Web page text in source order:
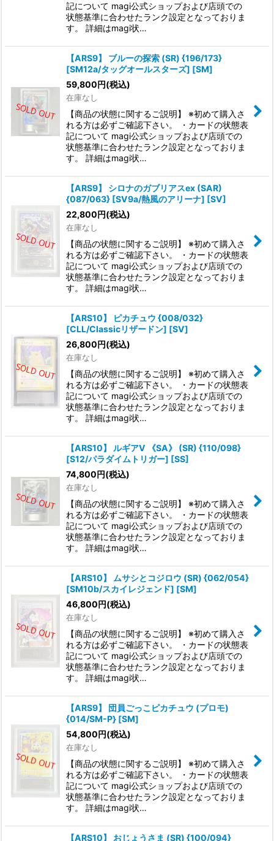
記について magi公式ショップおよび店頭での
状態基準に合わせたランク設定となっておりま
す。 詳細はmagi状…
【ARS9】 ブルーの探索 (SR) {196/173}
[SM12a/タッグオールスターズ] [SM]
59,800円(税込)
在庫なし
【商品の状態に関するご説明】 ※初めて購入さ
れる方は必ずご確認下さい。 ・カードの状態表
記について magi公式ショップおよび店頭での
状態基準に合わせたランク設定となっておりま
す。 詳細はmagi状…
【ARS9】 シロナのガブリアスex (SAR)
{087/063} [SV9a/熱風のアリーナ] [SV]
22,800円(税込)
在庫なし
【商品の状態に関するご説明】 ※初めて購入さ
れる方は必ずご確認下さい。 ・カードの状態表
記について magi公式ショップおよび店頭での
状態基準に合わせたランク設定となっておりま
す。 詳細はmagi状…
【ARS10】 ピカチュウ {008/032}
[CLL/Classicリザードン] [SV]
26,800円(税込)
在庫なし
【商品の状態に関するご説明】 ※初めて購入さ
れる方は必ずご確認下さい。 ・カードの状態表
記について magi公式ショップおよび店頭での
状態基準に合わせたランク設定となっておりま
す。 詳細はmagi状…
【ARS10】 ルギアV 《SA》 (SR) {110/098}
[S12/パラダイムトリガー] [SS]
74,800円(税込)
在庫なし
【商品の状態に関するご説明】 ※初めて購入さ
れる方は必ずご確認下さい。 ・カードの状態表
記について magi公式ショップおよび店頭での
状態基準に合わせたランク設定となっておりま
す。 詳細はmagi状…
【ARS10】 ムサシとコジロウ (SR) {062/054}
[SM10b/スカイレジェンド] [SM]
46,800円(税込)
在庫なし
【商品の状態に関するご説明】 ※初めて購入さ
れる方は必ずご確認下さい。 ・カードの状態表
記について magi公式ショップおよび店頭での
状態基準に合わせたランク設定となっておりま
す。 詳細はmagi状…
【ARS9】 団員ごっこピカチュウ (プロモ)
{014/SM-P} [SM]
54,800円(税込)
在庫なし
【商品の状態に関するご説明】 ※初めて購入さ
れる方は必ずご確認下さい。 ・カードの状態表
記について magi公式ショップおよび店頭での
状態基準に合わせたランク設定となっておりま
す。 詳細はmagi状…
【ARS10】 おじょうさま (SR) {100/094}